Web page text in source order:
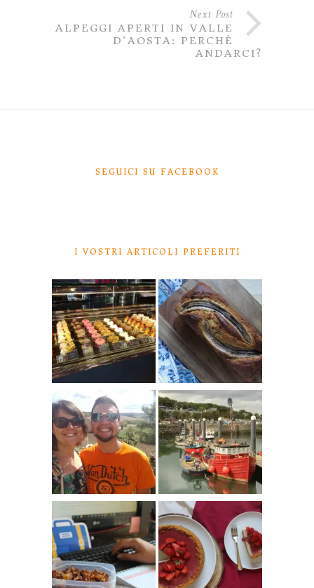
Next Post
ALPEGGI APERTI IN VALLE
D’AOSTA: PERCHÈ
ANDARCI?
SEGUICI SU FACEBOOK
I VOSTRI ARTICOLI PREFERITI